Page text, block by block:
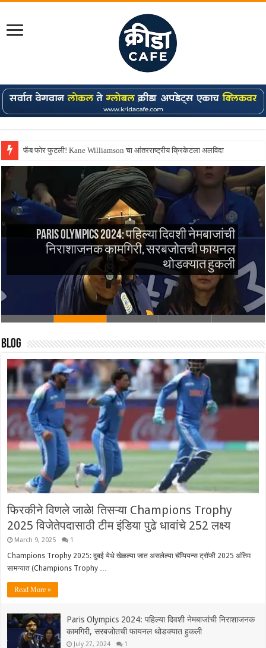
फॅब फोर फुटली! Kane Williamson चा आंतरराष्ट्रीय क्रिकेटला अलविदा
Paris Olympics 2024: पहिल्या दिवशी नेमबाजांची
निराशाजनक कामगिरी, सरबजोतची फायनल
थोडक्यात हुकली
Blog
फिरकीने विणले जाळे! तिसऱ्या Champions Trophy
2025 विजेतेपदासाठी टीम इंडिया पुढे धावांचे 252 लक्ष्य
March 9, 2025 1
Champions Trophy 2025: दुबई येथे खेळल्या जात असलेल्या चॅम्पियन्स ट्रॉफी 2025 अंतिम
सामन्यात (Champions Trophy …
Read More »
Paris Olympics 2024: पहिल्या दिवशी नेमबाजांची निराशाजनक
कामगिरी, सरबजोतची फायनल थोडक्यात हुकली
July 27, 2024 1